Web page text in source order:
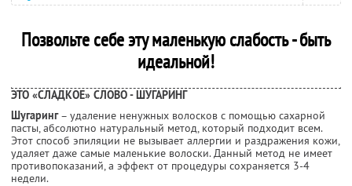
Позвольте себе эту маленькую слабость - быть
идеальной!
ЭТО «СЛАДКОЕ» СЛОВО - ШУГАРИНГ
Шугаринг– удаление ненужных волосков с помощью сахарной
пасты, абсолютно натуральный метод, который подходит всем.
Этот способ эпиляции не вызывает аллергии и раздражения кожи,
удаляет даже самые маленькие волоски. Данный метод не имеет
противопоказаний, а эффект от процедуры сохраняется 3-4
недели.